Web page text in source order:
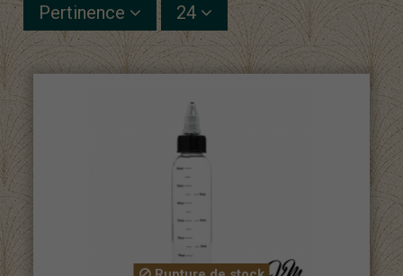
Pertinence
24